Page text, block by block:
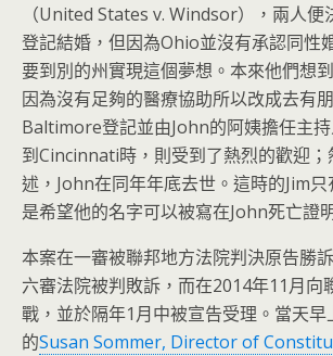
（United States v. Windsor），兩人便
登記結婚，但因為Ohio並沒有承認同性
要到別的州實現這個夢想。本來他們想
因為沒有足夠的醫療協助所以改成去有
Baltimore登記並由John的阿姨擔任主
到Cincinnati時，則受到了熱烈的歡迎
述，John在同年年底去世。這時的Jim
是希望他的名字可以被寫在John死亡證
本案在一審被聯邦地方法院判決原告勝
六審法院被判敗訴，而在2014年11月向
戰，並於隔年1月中被宣告受理。當天早
的Susan Sommer, Director of